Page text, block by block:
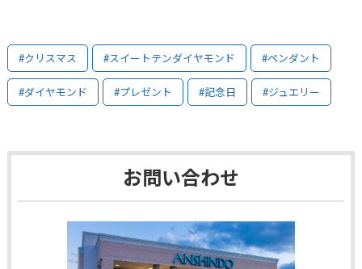
#クリスマス #スイートテンダイヤモンド #ペンダント
#ダイヤモンド #プレゼント #記念日 #ジュエリー
お問い合わせ